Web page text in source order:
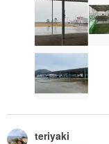
teriyaki